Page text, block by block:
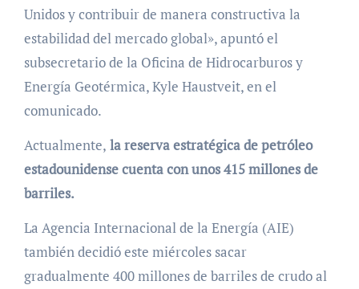
Unidos y contribuir de manera constructiva la
estabilidad del mercado global», apuntó el
subsecretario de la Oficina de Hidrocarburos y
Energía Geotérmica, Kyle Haustveit, en el
comunicado.
Actualmente, la reserva estratégica de petróleo
estadounidense cuenta con unos 415 millones de
barriles.
La Agencia Internacional de la Energía (AIE)
también decidió este miércoles sacar
gradualmente 400 millones de barriles de crudo al